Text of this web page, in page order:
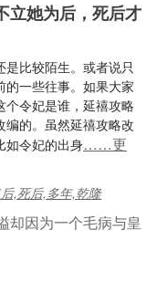
立她为后，死后才
比较陌生。或者说只
一些往事。如果大家
个令妃是谁，延禧攻略
编的。虽然延禧攻略改
如令妃的出身……更
,死后,多年,乾隆